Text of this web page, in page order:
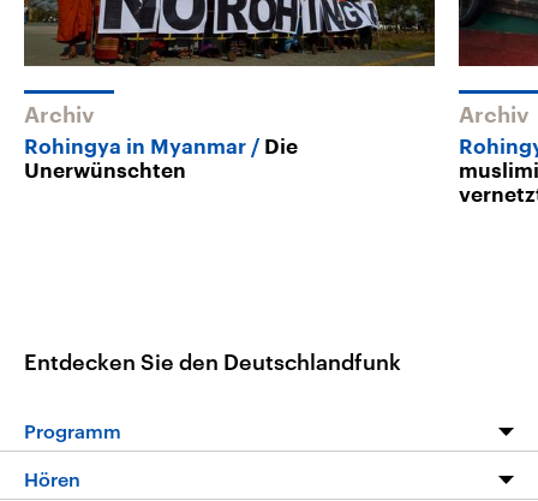
Archiv
Rohingya in Myanmar
Die
Unerwünschten
Archiv
Entdecken Sie den Deutschlandfunk
Programm
Programm
Hören